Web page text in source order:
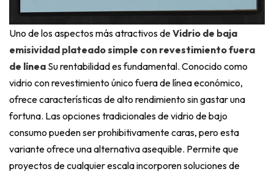
Uno de los aspectos más atractivos deVidrio de baja
emisividad plateado simple con revestimiento fuera
de línea Su rentabilidad es fundamental. Conocido como
vidrio con revestimiento único fuera de línea económico,
ofrece características de alto rendimiento sin gastar una
fortuna. Las opciones tradicionales de vidrio de bajo
consumo pueden ser prohibitivamente caras, pero esta
variante ofrece una alternativa asequible. Permite que
proyectos de cualquier escala incorporen soluciones de